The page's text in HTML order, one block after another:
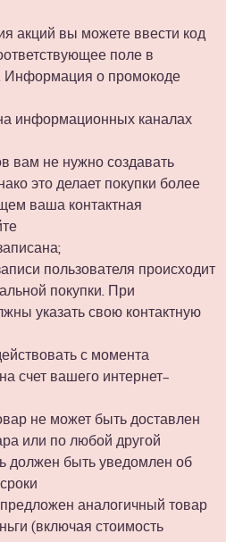
акций вы можете ввести код
поле в
Информация о промокоде
информационных каналах
вам не нужно создавать
это делает покупки более
ваша контактная
пользователя происходит
покупки. При
указать свою контактную
с момента
счет вашего интернет-
не может быть доставлен
или по любой другой
должен быть уведомлен об
аналогичный товар
(включая стоимость